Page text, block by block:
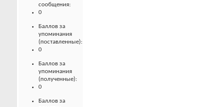
сообщения:
0
Баллов за
упоминания
(поставленные):
0
Баллов за
упоминания
(полученные):
0
Баллов за